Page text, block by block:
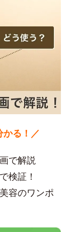
かる！／
で解説
検証！
容のワンポ